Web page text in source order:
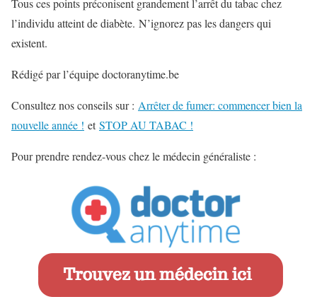
Tous ces points préconisent grandement l’arrêt du tabac chez
l’individu atteint de diabète. N’ignorez pas les dangers qui
existent.
Rédigé par l’équipe doctoranytime.be
Consultez nos conseils sur : Arrêter de fumer: commencer bien la
nouvelle année ! etSTOP AU TABAC !
Pour prendre rendez-vous chez le médecin généraliste :